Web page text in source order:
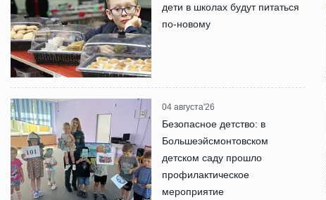
дети в школах будут питаться
по-новому
04 августа'26
Безопасное детство: в
Большеэйсмонтовском
детском саду прошло
профилактическое
мероприятие